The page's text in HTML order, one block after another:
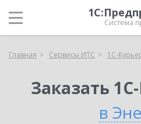
Система
Главная Сервисы ИТС 1С-
Заказать
в